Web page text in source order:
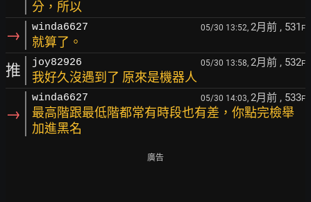
分，所以
→ winda6627 05/30 13:52, 2月前 , 531 F
就算了。
推 joy82926 05/30 13:58, 2月前 , 532F
我好久沒遇到了 原來是機器人
→
winda6627 05/30 14:03, 2月前 , 533F
最高階跟最低階都常有時段也有差，你點完檢舉
加進黑名
廣告